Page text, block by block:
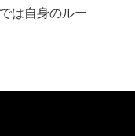
は自身のルー